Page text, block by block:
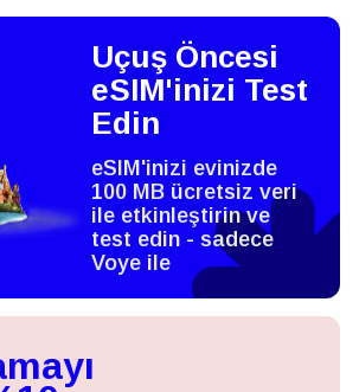
Uçuş Öncesi
eSIM'inizi Test
Edin
eSIM'inizi evinizde
100 MB ücretsiz veri
ile etkinleştirin ve
test edin - sadece
Voye ile